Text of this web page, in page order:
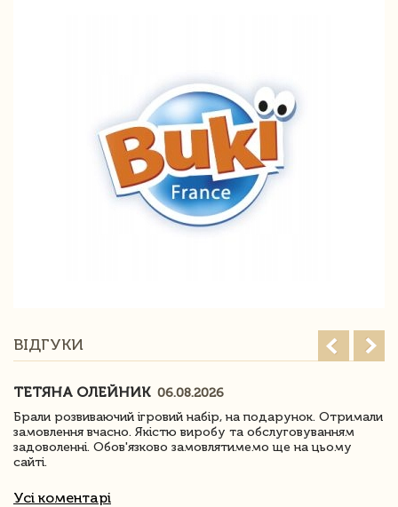
ВІДГУКИ
ТЕТЯНА ОЛЕЙНИК 06.08.2026
Брали розвиваючий ігровий набір, на подарунок. Отримали
замовлення вчасно. Якістю виробу та обслуговуванням
задоволенні. Обов'язково замовлятимемо ще на цьому
сайті.
Усі коментарі